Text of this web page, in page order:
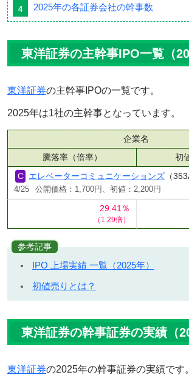
2025年の各証券会社の幹事数
東洋証券の主幹事IPO一覧（
東洋証券の主幹事IPOの一覧です。
2025年は1社の主幹事となっています。
企業名
騰落率（倍率）
初
エレベーターコミュニケーションズ （
4/25 公開価格：1,700円、初値：2,200円
29.41％
（1.29倍）
参考記事
IPO 上場実績 一覧（2025年）
初値売りとは？
東洋証券の幹事証券の実績（
東洋証券の2025年の幹事証券の実績です。